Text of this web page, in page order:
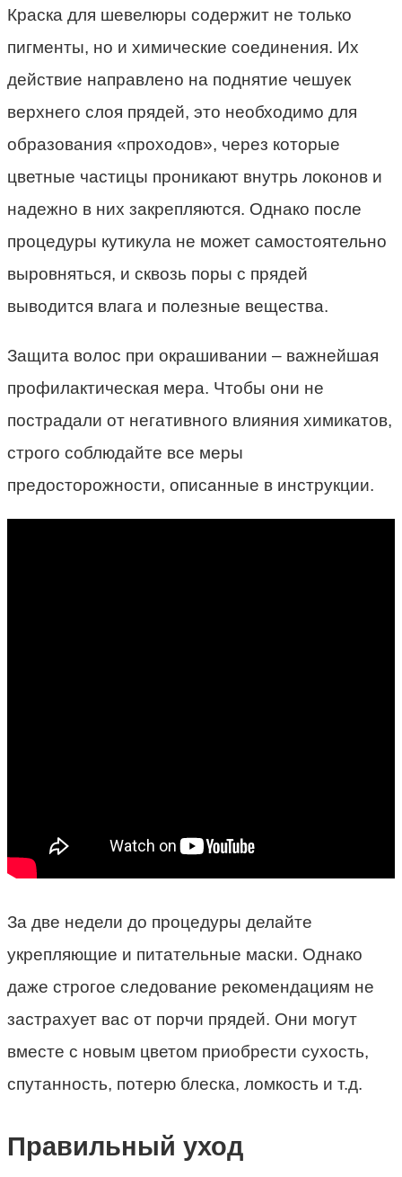
Краска для шевелюры содержит не только
пигменты, но и химические соединения. Их
действие направлено на поднятие чешуек
верхнего слоя прядей, это необходимо для
образования «проходов», через которые
цветные частицы проникают внутрь локонов и
надежно в них закрепляются. Однако после
процедуры кутикула не может самостоятельно
выровняться, и сквозь поры с прядей
выводится влага и полезные вещества.
Защита волос при окрашивании – важнейшая
профилактическая мера. Чтобы они не
пострадали от негативного влияния химикатов,
строго соблюдайте все меры
предосторожности, описанные в инструкции.
За две недели до процедуры делайте
укрепляющие и питательные маски. Однако
даже строгое следование рекомендациям не
застрахует вас от порчи прядей. Они могут
вместе с новым цветом приобрести сухость,
спутанность, потерю блеска, ломкость и т.д.
Правильный уход